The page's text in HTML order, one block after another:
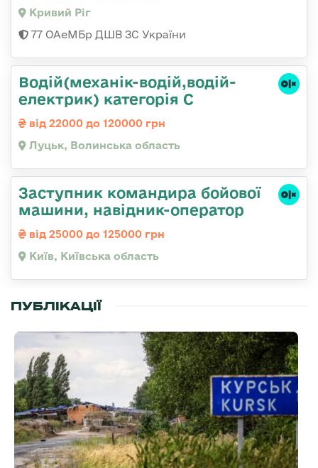
Кривий Ріг
77 ОАеМБр ДШВ ЗС України
Водій(механік-водій,водій-
електрик) категорія С
від 22000 до 120000 грн
Луцьк, Волинська область
Заступник командиpа бойової
машини, навідник-оператор
від 25000 до 125000 грн
Київ, Київська область
ПУБЛІКАЦІЇ